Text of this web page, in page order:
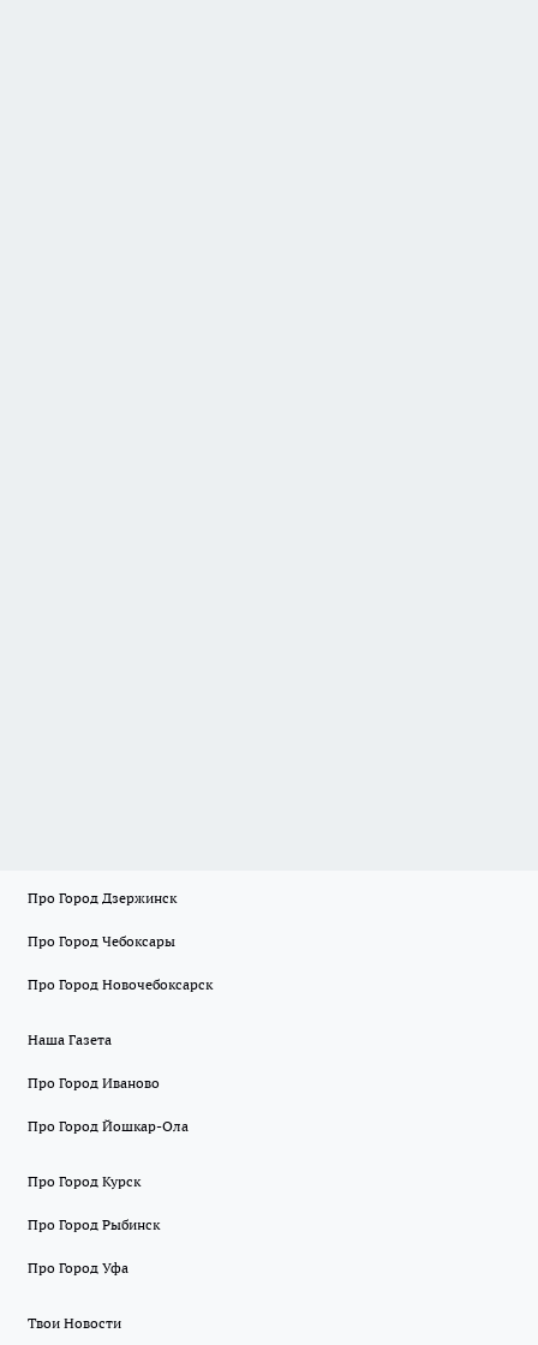
Про Город Дзержинск
Про Город Чебоксары
Про Город Новочебоксарск
Наша Газета
Про Город Иваново
Про Город Йошкар-Ола
Про Город Курск
Про Город Рыбинск
Про Город Уфа
Твои Новости